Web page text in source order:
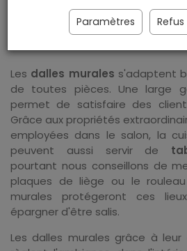
Où peut-on appliquer les
Les dalles murales s'adaptent
de toutes pièces. Une large
permet de satisfaire des
Grâce aux propriétés
employées dans le salon, la
peuvent aussi servir de
pourtant nous conseillons de
plaques de liège ou le
murales protégeront ces
épargner d'être salis.
Les dalles murales grâce à
Paramètres Refus